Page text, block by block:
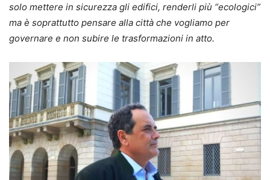
solo mettere in sicurezza gli edifici, renderli più “ecologici”
ma è soprattutto pensare alla città che vogliamo per
governare e non subire le trasformazioni in atto.